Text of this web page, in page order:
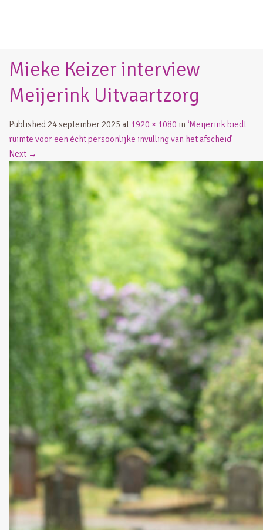
Mieke Keizer interview
Meijerink Uitvaartzorg
Published 24 september 2025 at 1920 × 1080 in ‘Meijerink biedt
ruimte voor een écht persoonlijke invulling van het afscheid’
Next →